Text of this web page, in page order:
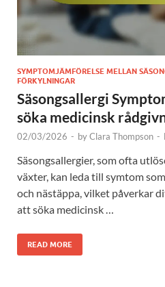
SYMPTOMJÄMFÖRELSE MELLAN
FÖRKYLNINGAR
Säsongsallergi
söka medicinsk
02/03/2026 - byClara Thompson -
Säsongsallergier, som ofta
växter, kan leda till symtom
och nästäppa, vilket påverkar
att söka medicinsk …
READ MORE